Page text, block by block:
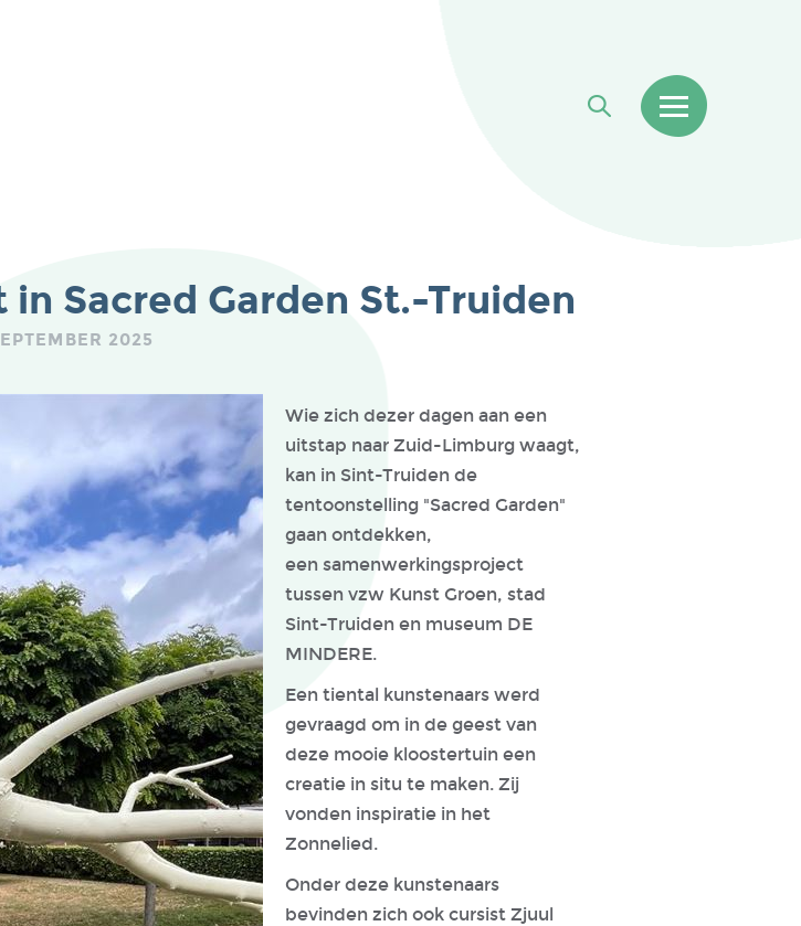
Sacred Garden St.-Truiden
2025
Wie zich dezer dagen aan een
uitstap naar Zuid-Limburg waagt,
kan in Sint-Truiden de
tentoonstelling "Sacred Garden"
gaan ontdekken,
een samenwerkingsproject
tussen vzw Kunst Groen, stad
Sint-Truiden en museum DE
MINDERE.
Een tiental kunstenaars werd
gevraagd om in de geest van
deze mooie kloostertuin een
creatie in situ te maken. Zij
vonden inspiratie in het
Zonnelied.
Onder deze kunstenaars
bevinden zich ook cursist Zjuul